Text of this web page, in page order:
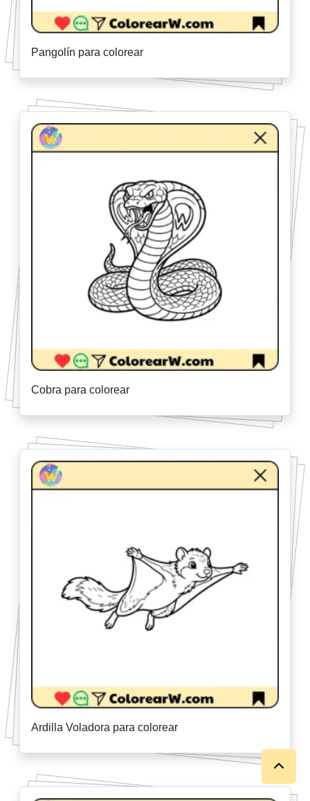
Pangolín para colorear
Cobra para colorear
Ardilla Voladora para colorear